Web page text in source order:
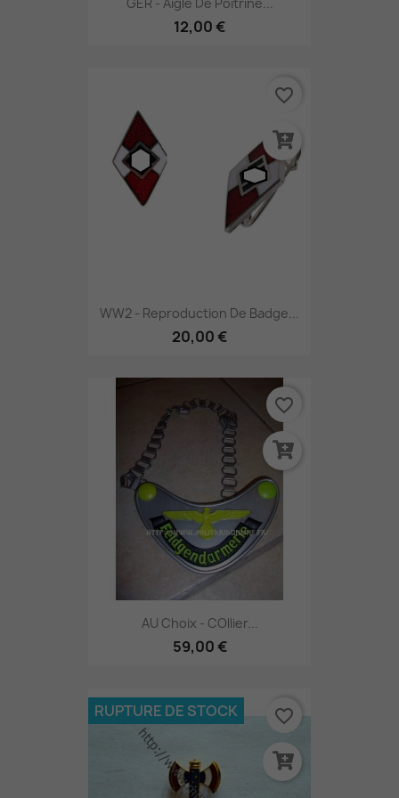
12,00 €
WW2 - Reproduction De Badge...
20,00 €
favorite_border
AU Choix - COllier...
59,00 €
favorite_border
RUPTURE DE STOCK favorite_border